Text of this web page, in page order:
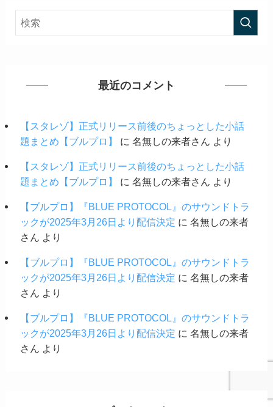
最近のコメント
【スタレゾ】正式リリース前後のちょっとした小話
題まとめ【ブルプロ】
に 名無しの来者さん より
【スタレゾ】正式リリース前後のちょっとした小話
題まとめ【ブルプロ】
に 名無しの来者さん より
【ブルプロ】『BLUE PROTOCOL』のサウンドトラ
ックが2025年3月26日より配信決定 に 名無しの来者
さん
より
【ブルプロ】『BLUE PROTOCOL』のサウンドトラ
ックが2025年3月26日より配信決定 に 名無しの来者
さん
より
【ブルプロ】『BLUE PROTOCOL』のサウンドトラ
ックが2025年3月26日より配信決定 に 名無しの来者
さん
より